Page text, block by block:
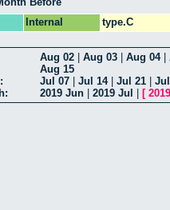
Internal type.C
Aug 02 Aug 03 Aug 04|
Aug 15
Jul 07 Jul 14| Jul 21
2019 Jun 2019 Jul [